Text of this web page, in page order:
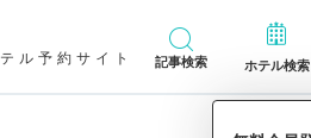
ル予約サイト
記事検索 ホテル検索